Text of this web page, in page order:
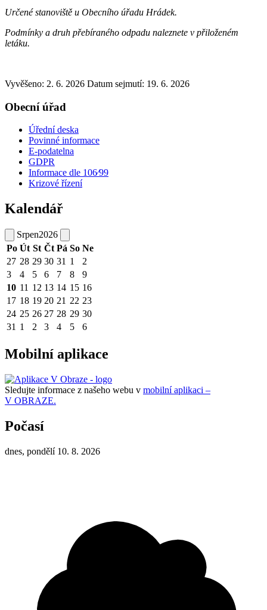
Určené stanoviště u Obecního úřadu Hrádek.
Podmínky a druh přebíraného odpadu naleznete v přiloženém
letáku.
Vyvěšeno: 2. 6. 2026 Datum sejmutí: 19. 6. 2026
Obecní úřad
Úřední deska
Povinné informace
E-podatelna
GDPR
Informace dle 106⁄99
Krizové řízení
Kalendář
Srpen2026
Po Út St Čt Pá So Ne
27 28 29 30 31 1
2
3
4 5 6 7 8
9
10 11 12 13 14 15 16
17 18 19 20 21 22 23
24 25 26 27 28 29 30
31 1 2 3 4 5 6
Mobilní aplikace
Sledujte informace z našeho webu v mobilní aplikaci –
V OBRAZE.
Počasí
dnes, pondělí 10. 8. 2026